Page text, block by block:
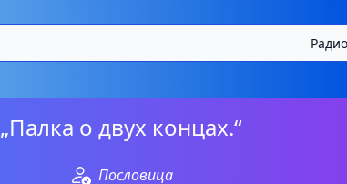
„Палка о двух концах.“
Пословица